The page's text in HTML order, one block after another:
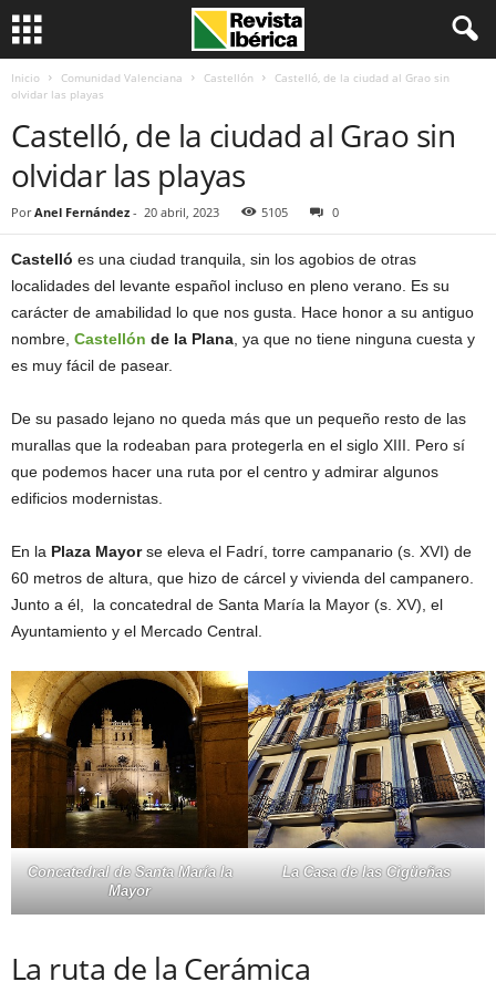
Inicio Comunidad Valenciana Castellón
Castelló, de la ciudad al Grao sin
olvidar las playas
Castelló, de la ciudad al Grao sin
olvidar las playas
Por Anel Fernández - 20 abril, 2023 5105 0
Castelló es una ciudad tranquila, sin los agobios de otras
localidades del levante español incluso en pleno verano. Es su
carácter de amabilidad lo que nos gusta. Hace honor a su antiguo
nombre, Castellón de la Plana , ya que no tiene ninguna cuesta y
es muy fácil de pasear.
De su pasado lejano no queda más que un pequeño resto de las
murallas que la rodeaban para protegerla en el siglo XIII. Pero sí
que podemos hacer una ruta por el centro y admirar algunos
edificios modernistas.
En la Plaza Mayorse eleva el Fadrí, torre campanario (s. XVI) de
60 metros de altura, que hizo de cárcel y vivienda del campanero.
Junto a él, la concatedral de Santa María la Mayor (s. XV), el
Ayuntamiento y el Mercado Central.
Concatedral de Santa María la
Mayor
La Casa de las Cigüeñas
La ruta de la Cerámica